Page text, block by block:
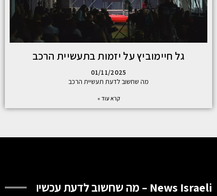
גל חיימוביץ על יזמות בתעשיית הרכב
01/11/2025
מה שחשוב לדעת תעשיית הרכב
קרא עוד »
News Israeli – מה שחשוב לדעת עכשיו